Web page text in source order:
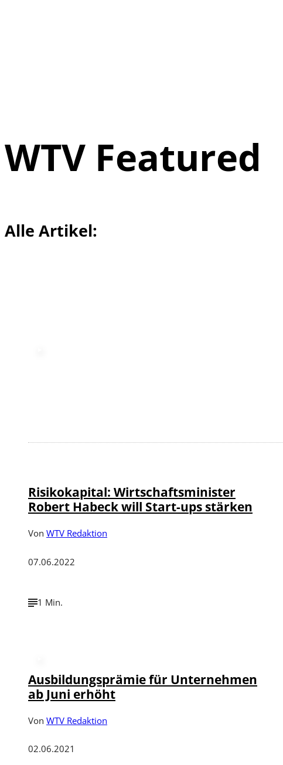
WTV Featured
Alle Artikel:
Risikokapital: Wirtschaftsminister
Robert Habeck will Start-ups stärken
Von WTV Redaktion
07.06.2022
1 Min.
Ausbildungsprämie für Unternehmen
ab Juni erhöht
Von WTV Redaktion
02.06.2021